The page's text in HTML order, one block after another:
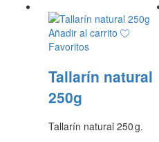
Añadir al carrito
Favoritos
Tallarín natural
250g
Tallarín natural 250 g.